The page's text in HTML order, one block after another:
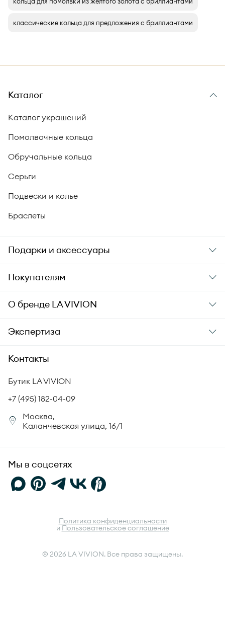
классические кольца для предложения с бриллиантами
Каталог
Каталог украшений
Помолвочные кольца
Обручальные кольца
Серьги
Подвески и колье
Браслеты
Подарки и аксессуары
Подарки
Уход за украшениями
Аксессуары
Покупателям
Заказ и оплата
Гарантия подлинности
Комплект документов
Политика возврата
Сертификация бриллиантов
Юридическая информация
О бренде LA VIVION
О компании
СМИ о нас
Корпоративный портал
Экспертиза
Академия LA VIVION
Статьи
Контакты
Бутик LA VIVION
+7 (495) 182-04-09
Москва,
Каланчевская улица, 16/1
Мы в соцсетях
© 2026 LA VIVION. Все права защищены.
Политика конфиденциальности
и Пользовательское соглашение